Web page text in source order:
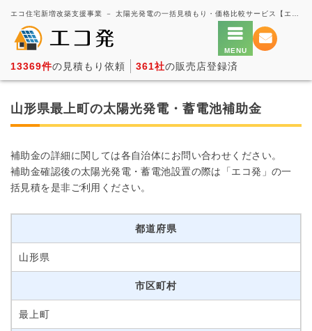
13369件の見積もり依頼 361社の販売店登録済
山形県最上町の太陽光発電・蓄電池補助金
補助金の詳細に関しては各自治体にお問い合わせください。
補助金確認後の太陽光発電・蓄電池設置の際は「エコ発」の一
括見積を是非ご利用ください。
都道府県
山形県
市区町村
最上町